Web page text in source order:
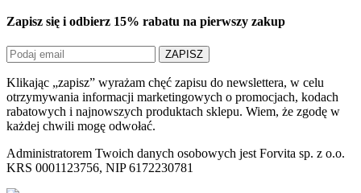
Zapisz się i odbierz 15% rabatu na pierwszy zakup
ZAPISZ
Klikając „zapisz” wyrażam chęć zapisu do newslettera, w celu
otrzymywania informacji marketingowych o promocjach, kodach
rabatowych i najnowszych produktach sklepu. Wiem, że zgodę w
każdej chwili mogę odwołać.
Administratorem Twoich danych osobowych jest Forvita sp. z o.o.
KRS 0001123756, NIP 6172230781